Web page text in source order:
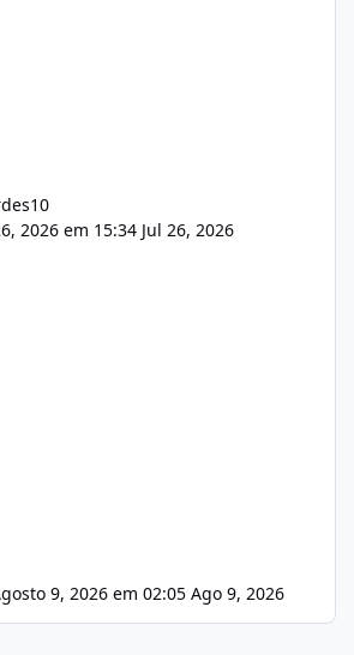
2026 em 15:34 Jul 26, 2026
9, 2026 em 02:05 Ago 9, 2026